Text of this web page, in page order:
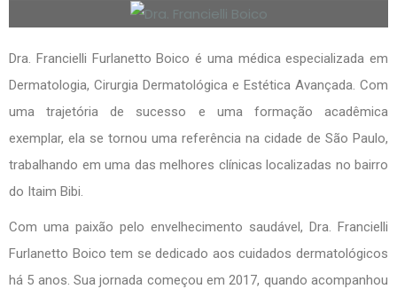
Dra. Francielli Furlanetto Boico é uma médica especializada em
Dermatologia, Cirurgia Dermatológica e Estética Avançada. Com
uma trajetória de sucesso e uma formação acadêmica
exemplar, ela se tornou uma referência na cidade de São Paulo,
trabalhando em uma das melhores clínicas localizadas no bairro
do Itaim Bibi.
Com uma paixão pelo envelhecimento saudável, Dra. Francielli
Furlanetto Boico tem se dedicado aos cuidados dermatológicos
há 5 anos. Sua jornada começou em 2017, quando acompanhou